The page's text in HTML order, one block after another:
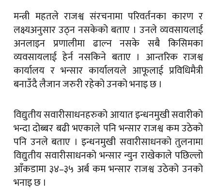
मन्त्री महतले राजश्व संरचनामा परिवर्तनका कारण र
लक्ष्यअनुसार उठ्न नसकेको बताए । उनले व्यवसायलाई
अनलाइन प्रणालीमा ढाल्न नसके सबै किसिमका
व्यवसायलाई हेर्न नसकिने बताए । आन्तरिक राजश्व
कार्यालय र भन्सार कार्यालयले आफूलाई प्रविधिमैत्री
बनाउँदै लैजान जरुरी रहेको उनको भनाइ छ ।
विद्युतीय सवारीसाधनहरुको आयात इन्धनमुखी सवारीको
भन्दा दोब्बर बढी भएकाले पनि भन्सार राजश्व कम उठेको
पनि उनले बताए । इन्धनमुखी सवारीसाधनको तुलनामा
विद्युतीय सवारीसाधनको भन्सार न्युन राखेकाले पछिल्लो
आँकडामा ३४–३५ अर्ब कम भन्सार राजश्व उठेको उनको
भनाइ छ ।